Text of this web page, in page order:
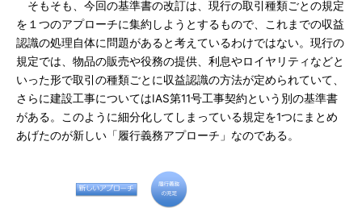
そもそも、今回の基準書の改訂は、現行の取引種類ごとの規定
を１つのアプローチに集約しようとするもので、これまでの収益
認識の処理自体に問題があると考えているわけではない。現行の
規定では、物品の販売や役務の提供、利息やロイヤリティなどと
いった形で取引の種類ごとに収益認識の方法が定められていて、
さらに建設工事についてはIAS第11号工事契約という別の基準書
がある。このように細分化してしまっている規定を1つにまとめ
あげたのが新しい「履行義務アプローチ」なのである。